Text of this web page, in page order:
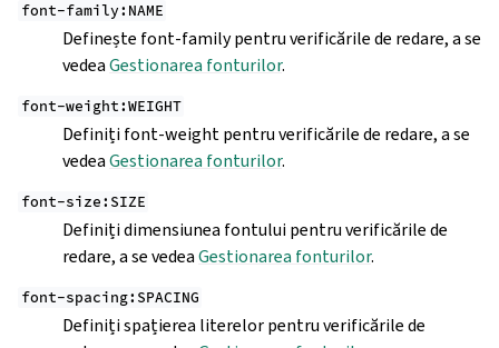
font-family:NAME
Definește font-family pentru verificările de redare, a se
vedeaGestionarea fonturilor.
font-weight:WEIGHT
Definiți font-weight pentru verificările de redare, a se
vedeaGestionarea fonturilor.
font-size:SIZE
Definiți dimensiunea fontului pentru verificările de
redare, a se vedeaGestionarea fonturilor.
font-spacing:SPACING
Definiți spațierea literelor pentru verificările de